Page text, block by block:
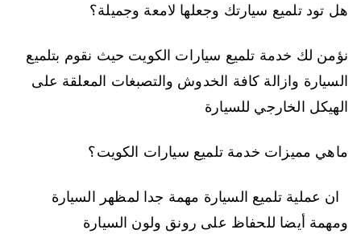
هل تود تلميع سيارتك وجعلها لامعة وجميلة؟
نؤمن لك خدمة تلميع سيارات الكويت حيث نقوم بتلميع
السيارة وازالة كافة الخدوش والتصبغات المعلقة على
الهيكل الخارجي للسيارة
ماهي مميزات خدمة تلميع سيارات الكويت؟
ان عملية تلميع السيارة مهمة جدا لمظهر السيارة
ومهمة أيضا للحفاظ على رونق ولون السيارة